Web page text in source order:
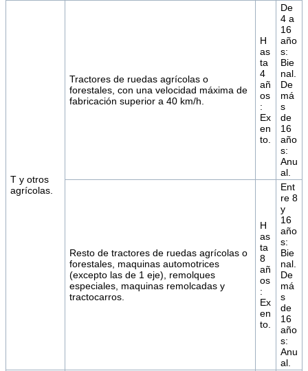
T y otros
agrícolas.
Tractores de ruedas agrícolas o
forestales, con una velocidad máxima de
fabricación superior a 40 km/h.
H
as
ta
4
añ
os
:
Ex
en
to.
De
4 a
16
año
s:
Bie
nal.
De
má
s
de
16
año
s:
Anu
al.
Resto de tractores de ruedas agrícolas o
forestales, maquinas automotrices
(excepto las de 1 eje), remolques
especiales, maquinas remolcadas y
tractocarros.
H
as
ta
8
añ
os
:
Ex
en
to.
Ent
re 8
y
16
año
s:
Bie
nal.
De
má
s
de
16
año
s:
Anu
al.